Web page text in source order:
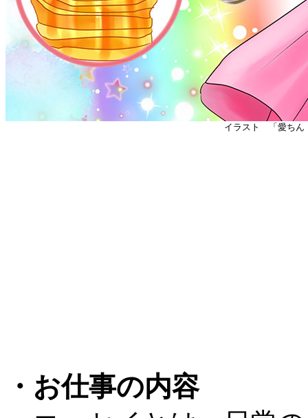
イラスト 「愛ち
・お仕事の内容